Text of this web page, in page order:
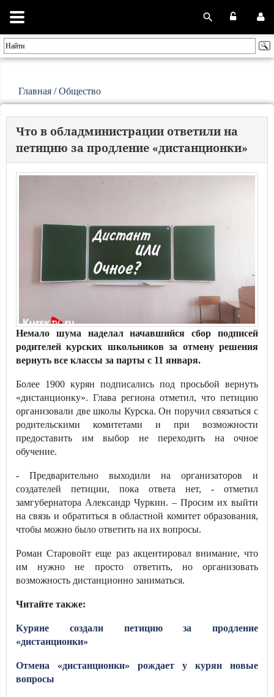
Главная /Общество
Что в обладминистрации ответили на
петицию за продление «дистанционки»
Немало шума наделал начавшийся сбор подписей
родителей курских школьников за отмену решения
вернуть все классы за парты с 11 января.
Более 1900 курян подписались под просьбой вернуть
«дистанционку». Глава региона отметил, что петицию
организовали две школы Курска. Он поручил связаться с
родительскими комитетами и при возможности
предоставить им выбор не переходить на очное
обучение.
- Предварительно выходили на организаторов и
создателей петиции, пока ответа нет, - отметил
замгубернатора Александр Чуркин. – Просим их выйти
на связь и обратиться в областной комитет образования,
чтобы можно было ответить на их вопросы.
Роман Старовойт еще раз акцентировал внимание, что
им нужно не просто ответить, но организовать
возможность дистанционно заниматься.
Читайте также:
Куряне создали петицию за продление
«дистанционки»
Отмена «дистанционки» рождает у курян новые
вопросы